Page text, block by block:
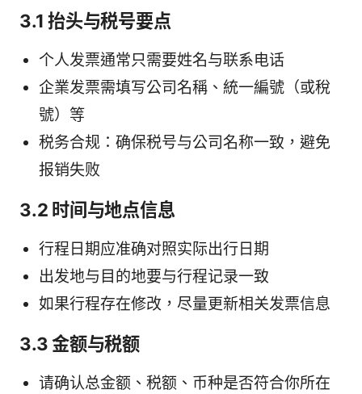
3.1 抬头与税号要点
个人发票通常只需要姓名与联系电话
企業发票需填写公司名稱、統一編號（或稅
號）等
税务合规：确保税号与公司名称一致，避免
报销失败
3.2 时间与地点信息
行程日期应准确对照实际出行日期
出发地与目的地要与行程记录一致
如果行程存在修改，尽量更新相关发票信息
3.3 金额与税额
请确认总金额、税额、币种是否符合你所在